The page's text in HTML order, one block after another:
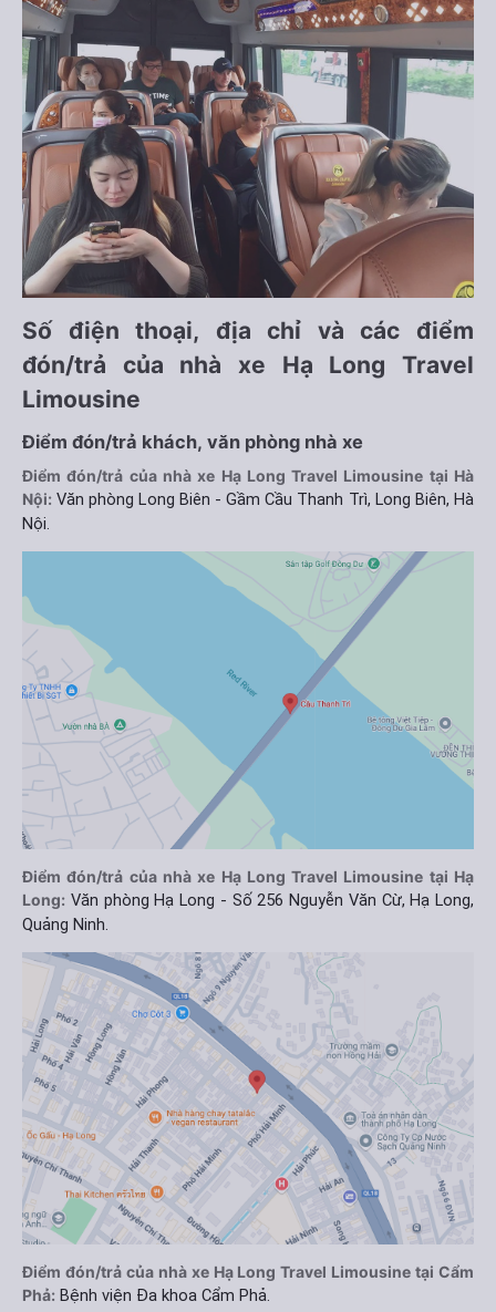
Số điện thoại, địa chỉ và các điểm
đón/trả của nhà xe Hạ Long Travel
Limousine
Điểm đón/trả khách, văn phòng nhà xe
Điểm đón/trả của nhà xe Hạ Long Travel Limousine tại Hà
Nội: Văn phòng Long Biên - Gầm Cầu Thanh Trì, Long Biên, Hà
Nội.
Điểm đón/trả của nhà xe Hạ Long Travel Limousine tại Hạ
Long: Văn phòng Hạ Long - Số 256 Nguyễn Văn Cừ, Hạ Long,
Quảng Ninh.
Điểm đón/trả của nhà xe Hạ Long Travel Limousine tại Cẩm
Phả: Bệnh viện Đa khoa Cẩm Phả.